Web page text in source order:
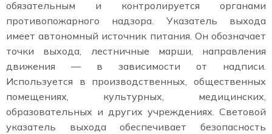
обязательным и контролируется органами
противопожарного надзора. Указатель выхода
имеет автономный источник питания. Он обозначает
точки выхода, лестничные марши, направления
движения — в зависимости от надписи.
Используется в производственных, общественных
помещениях, культурных, медицинских,
образовательных и других учреждениях. Световой
указатель выхода обеспечивает безопасность